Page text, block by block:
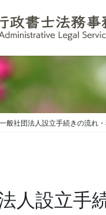
一般社団法人設立手続きの流れ・
人設立手